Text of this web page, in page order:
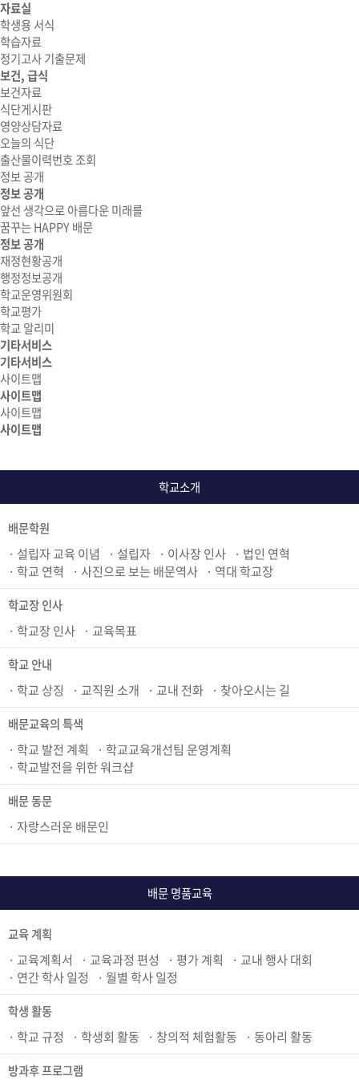
자료실
학생용 서식
학습자료
정기고사 기출문제
보건, 급식
보건자료
식단게시판
영양상담자료
오늘의 식단
출산물이력번호 조회
정보 공개
정보 공개
앞선 생각으로 아름다운 미래를
꿈꾸는 HAPPY 배문
정보 공개
재정현황공개
행정정보공개
학교운영위원회
학교평가
학교 알리미
기타서비스
기타서비스
사이트맵
사이트맵
사이트맵
사이트맵
학교소개
배문학원
설립자 교육 이념 설립자 이사장 인사
법인 연혁
학교 연혁
사진으로 보는 배문역사 역대 학교장
학교장 인사
학교장 인사 교육목표
학교 안내
학교 상징 교직원 소개 교내 전화 찾아오시는 길
배문교육의 특색
학교 발전 계획
학교교육개선팀 운영계획
학교발전을 위한 워크샵
배문 동문
자랑스러운 배문인
배문 명품교육
교육 계획
교육계획서 교육과정 편성 평가 계획
교내 행사 대회
연간 학사 일정
월별 학사 일정
학생 활동
학교 규정 학생회 활동 창의적 체험활동 동아리 활동
방과후 프로그램